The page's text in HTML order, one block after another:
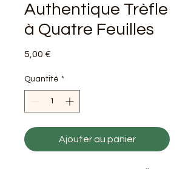
Authentique Trèfle
à Quatre Feuilles
5,00 €
Quantité *
Ajouter au panier